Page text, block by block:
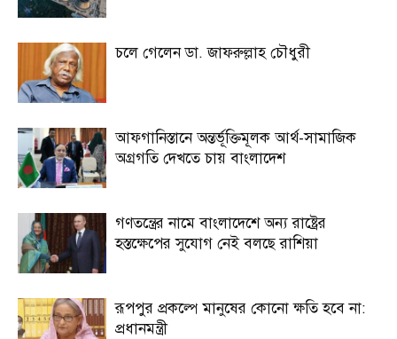
চলে গেলেন ডা. জাফরুল্লাহ চৌধুরী
আফগানিস্তানে অন্তর্ভূক্তিমূলক আর্থ-সামাজিক
অগ্রগতি দেখতে চায় বাংলাদেশ
গণতন্ত্রের নামে বাংলাদেশে অন্য রাষ্ট্রের
হস্তক্ষেপের সুযোগ নেই বলছে রাশিয়া
রূপপুর প্রকল্পে মানুষের কোনো ক্ষতি হবে না:
প্রধানমন্ত্রী